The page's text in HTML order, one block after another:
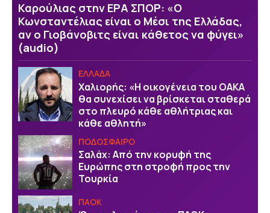
Καρούλιας στην ΕΡΑ ΣΠΟΡ: «Ο
Κωνσταντέλιας είναι ο Μέσι της Ελλάδας,
αν ο Γιοβάνοβιτς είναι κάθετος να φύγει»
(audio)
ΕΛΛΑΔΑ
Χαλιορής: «Η οικογένεια του ΟΑΚΑ
θα συνεχίσει να βρίσκεται σταθερά
στο πλευρό κάθε αθλήτριας και
κάθε αθλητή»
ΠΟΔΟΣΦΑΙΡΟ
Σαλάχ: Από την κορυφή της
Ευρώπης στη στροφή προς την
Τουρκία
ΠΑΟΚ